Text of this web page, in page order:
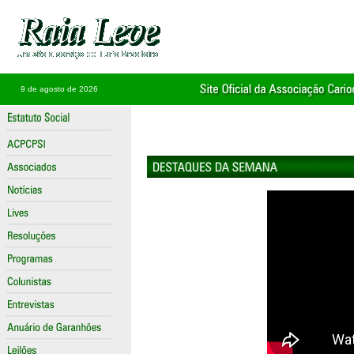
9 de agosto de 2026